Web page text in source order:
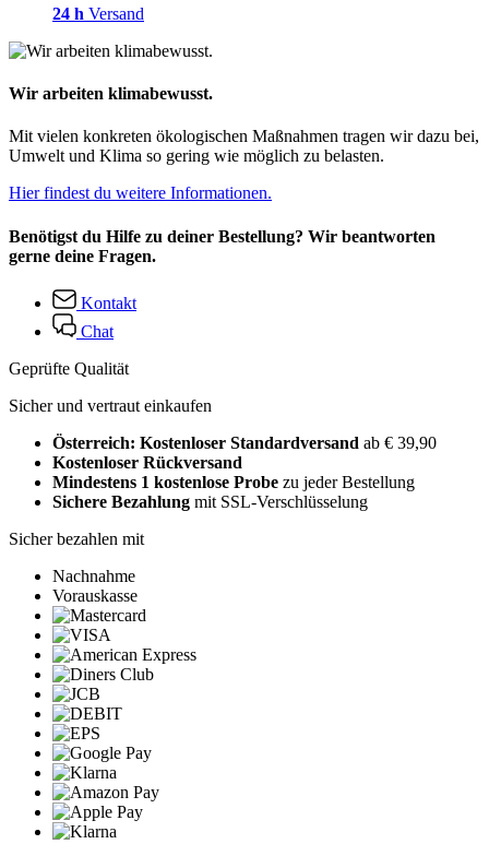
24 h Versand
Wir arbeiten klimabewusst.
Mit vielen konkreten ökologischen Maßnahmen tragen wir dazu bei,
Umwelt und Klima so gering wie möglich zu belasten.
Hier findest du weitere Informationen.
Benötigst du Hilfe zu deiner Bestellung? Wir beantworten
gerne deine Fragen.
Kontakt
Chat
Geprüfte Qualität
Sicher und vertraut einkaufen
Österreich: Kostenloser Standardversand ab € 39,90
Kostenloser Rückversand
Mindestens 1 kostenlose Probe zu jeder Bestellung
Sichere Bezahlung mit SSL-Verschlüsselung
Sicher bezahlen mit
Nachnahme
Vorauskasse